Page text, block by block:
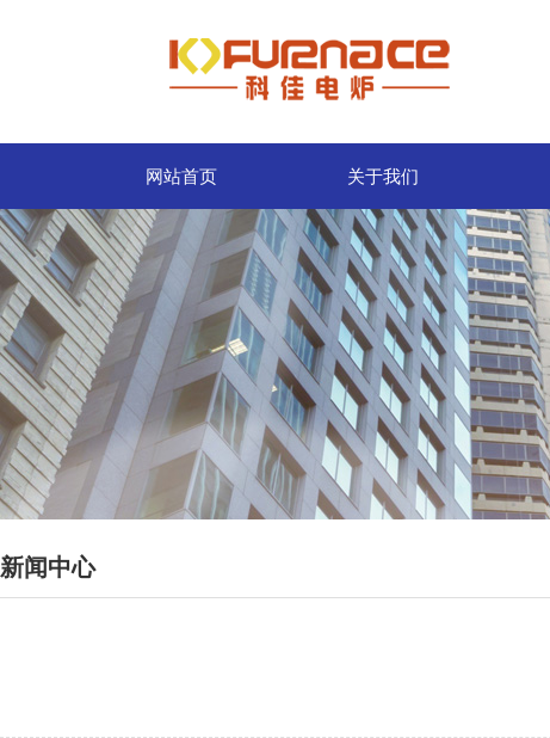
网站首页 关于我们
新闻中心